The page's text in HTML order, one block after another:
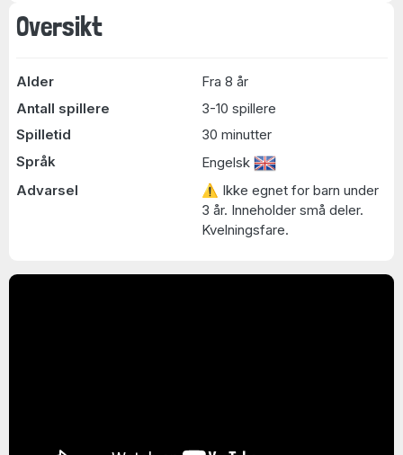
Oversikt
Alder
Fra 8 år
Antall spillere
3-10 spillere
Spilletid
30 minutter
Språk
Engelsk
Advarsel
⚠ Ikke egnet for barn under
3 år. Inneholder små deler.
Kvelningsfare.